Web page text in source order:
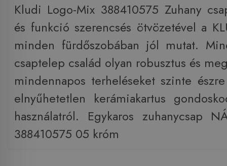
Kludi Logo-Mix 388410575 Zuhany
és funkció szerencsés ötvözetével a
minden fürdőszobában jól mutat.
csaptelep család olyan robusztus és
mindennapos terheléseket szinte
elnyűhetetlen kerámiakartus
használatról. Egykaros zuhanycsap
388410575 05 króm